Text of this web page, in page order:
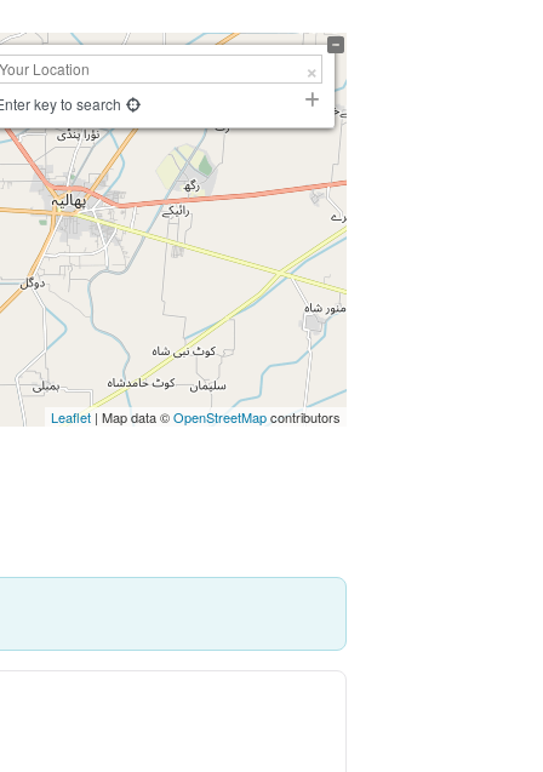
key to search
Leaflet| Map data ©OpenStreetMapcontributors